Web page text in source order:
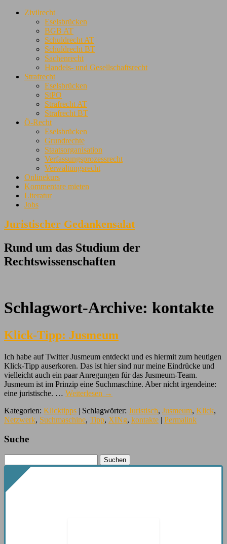
Zivilrecht
Eselsbrücken
BGB AT
Schuldrecht AT
Schuldrecht BT
Sachenrecht
Handels- und Gesellschaftsrecht
Strafrecht
Eselsbrücken
StPO
Strafrecht AT
Strafrecht BT
Ö-Recht
Eselsbrücken
Grundrechte
Staatsorganisation
Verfassungsprozessrecht
Verwaltungsrecht
Onlinekurs
Kommentare mieten
Literatur
Jobs
Juristischer Gedankensalat
Rund um das Studium der
Rechtswissenschaften
Schlagwort-Archive: kontakte
Klick-Tipp: Jusmeum
Ich habe auf Twitter Jusmeum entdeckt und es hiermit zum heutigen
Klick-Tipp auserkoren. Das ist hier sind nur meine Eindrücke und
vielleicht auch ein paar Anregungen für das Jusmeum-Team.
Jusmeum ist im Prinzip eine Suchmaschine. Aber nicht irgendeine:
eine juristische. … Weiterlesen →
Kategorien: Klicktipps | Schlagwörter: Juristisch, Jusmeum, Klick,
Netzwerk, Suchmaschine, Tipp, XINg, kontakte | Permalink
Suche